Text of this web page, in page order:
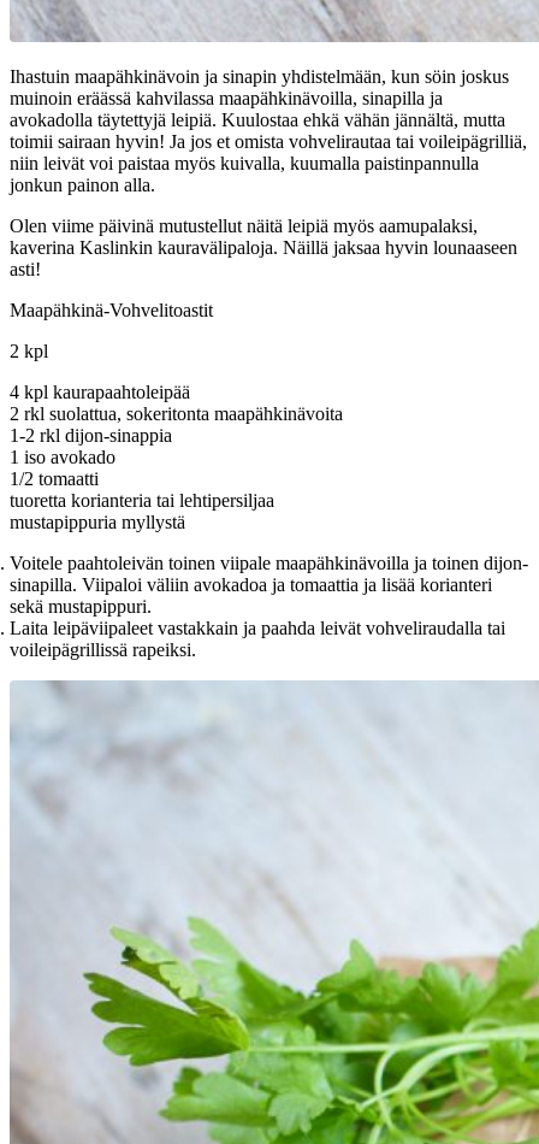
Ihastuin maapähkinävoin ja sinapin yhdistelmään, kun söin joskus
muinoin eräässä kahvilassa maapähkinävoilla, sinapilla ja
avokadolla täytettyjä leipiä. Kuulostaa ehkä vähän jännältä, mutta
toimii sairaan hyvin! Ja jos et omista vohvelirautaa tai voileipägrilliä,
niin leivät voi paistaa myös kuivalla, kuumalla paistinpannulla
jonkun painon alla.
Olen viime päivinä mutustellut näitä leipiä myös aamupalaksi,
kaverina Kaslinkin kauravälipaloja. Näillä jaksaa hyvin lounaaseen
asti!
Maapähkinä-Vohvelitoastit
2 kpl
4 kpl kaurapaahtoleipää
2 rkl suolattua, sokeritonta maapähkinävoita
1-2 rkl dijon-sinappia
1 iso avokado
1/2 tomaatti
tuoretta korianteria tai lehtipersiljaa
mustapippuria myllystä
Voitele paahtoleivän toinen viipale maapähkinävoilla ja toinen dijon-
sinapilla. Viipaloi väliin avokadoa ja tomaattia ja lisää korianteri
sekä mustapippuri.
Laita leipäviipaleet vastakkain ja paahda leivät vohveliraudalla tai
voileipägrillissä rapeiksi.